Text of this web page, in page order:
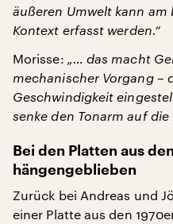
äußeren Umwelt kann
Kontext erfasst werden.“
Morisse: „… das macht
mechanischer Vorgang –
Geschwindigkeit
senke den Tonarm auf die
Bei den Platten aus
hängengeblieben
Zurück bei Andreas und
einer Platte aus den